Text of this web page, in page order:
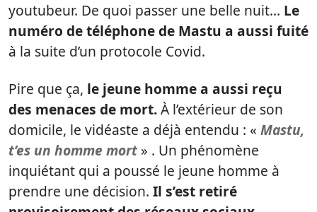
youtubeur. De quoi passer une belle nuit… Le
numéro de téléphone de Mastu a aussi fuité
à la suite d’un protocole Covid.
Pire que ça, le jeune homme a aussi reçu
des menaces de mort.À l’extérieur de son
domicile, le vidéaste a déjà entendu : « Mastu,
t’es un homme mort » . Un phénomène
inquiétant qui a poussé le jeune homme à
prendre une décision. Il s’est retiré